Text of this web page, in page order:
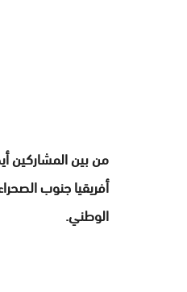
من بين المشاركين
أفريقيا جنوب
الوطني.